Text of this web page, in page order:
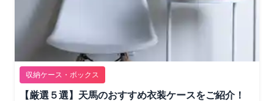
収納ケース・ボックス
【厳選５選】天馬のおすすめ衣装ケースをご紹介！